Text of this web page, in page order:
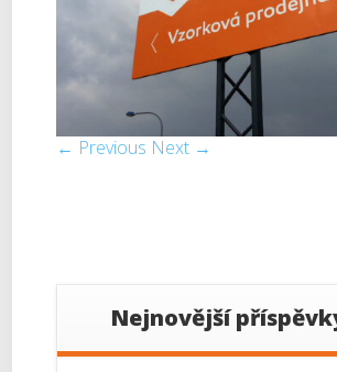
← Previous Next →
Nejnovější